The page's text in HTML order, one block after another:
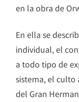
en la obra de
En ella se
individual, el
a todo tipo de
sistema, el culto
del Gran